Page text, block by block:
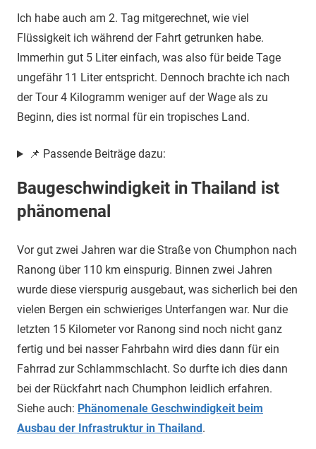
Ich habe auch am 2. Tag mitgerechnet, wie viel
Flüssigkeit ich während der Fahrt getrunken habe.
Immerhin gut 5 Liter einfach, was also für beide Tage
ungefähr 11 Liter entspricht. Dennoch brachte ich nach
der Tour 4 Kilogramm weniger auf der Wage als zu
Beginn, dies ist normal für ein tropisches Land.
📌 Passende Beiträge dazu:
Baugeschwindigkeit in Thailand ist
phänomenal
Vor gut zwei Jahren war die Straße von Chumphon nach
Ranong über 110 km einspurig. Binnen zwei Jahren
wurde diese vierspurig ausgebaut, was sicherlich bei den
vielen Bergen ein schwieriges Unterfangen war. Nur die
letzten 15 Kilometer vor Ranong sind noch nicht ganz
fertig und bei nasser Fahrbahn wird dies dann für ein
Fahrrad zur Schlammschlacht. So durfte ich dies dann
bei der Rückfahrt nach Chumphon leidlich erfahren.
Siehe auch: Phänomenale Geschwindigkeit beim
Ausbau der Infrastruktur in Thailand.